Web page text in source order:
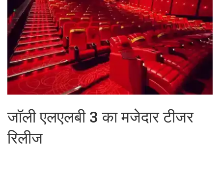
जॉली एलएलबी 3 का मजेदार टीजर
रिलीज